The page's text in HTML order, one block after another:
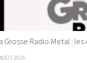
Grosse Radio Metal :
2026